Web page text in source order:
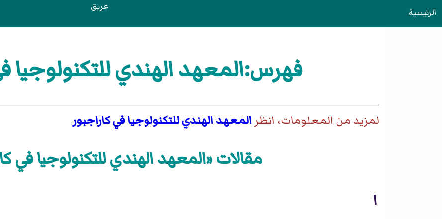
الرئيسية عريق
فهرس:المعهد الهندي للتكنولوجيا
لمزيد من المعلومات، انظر المعهد الهندي للتكنولوجيا في كاراجبور
مقالات «المعهد الهندي للتكنولوجيا في
ا